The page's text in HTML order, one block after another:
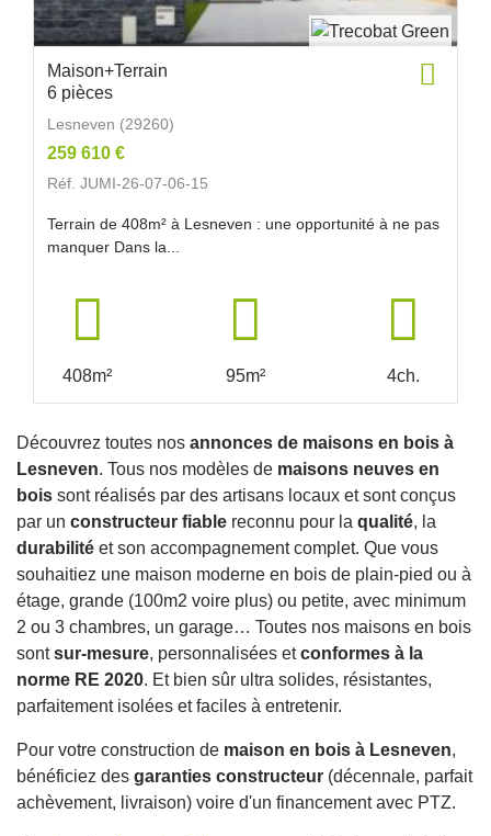
Maison+Terrain
6 pièces
Lesneven (29260)
259 610 €
Réf. JUMI-26-07-06-15
Terrain de 408m² à Lesneven : une opportunité à ne pas
manquer Dans la...
408m² 95m² 4ch.
Découvrez toutes nos annonces de maisons en bois à
Lesneven. Tous nos modèles de maisons neuves en
bois sont réalisés par des artisans locaux et sont conçus
par un constructeur fiable reconnu pour la qualité, la
durabilité et son accompagnement complet. Que vous
souhaitiez une maison moderne en bois de plain-pied ou à
étage, grande (100m2 voire plus) ou petite, avec minimum
2 ou 3 chambres, un garage… Toutes nos maisons en bois
sontsur-mesure, personnalisées etconformes à la
norme RE 2020. Et bien sûr ultra solides, résistantes,
parfaitement isolées et faciles à entretenir.
Pour votre construction de maison en bois à Lesneven,
bénéficiez des garanties constructeur (décennale, parfait
achèvement, livraison) voire d'un financement avec PTZ.